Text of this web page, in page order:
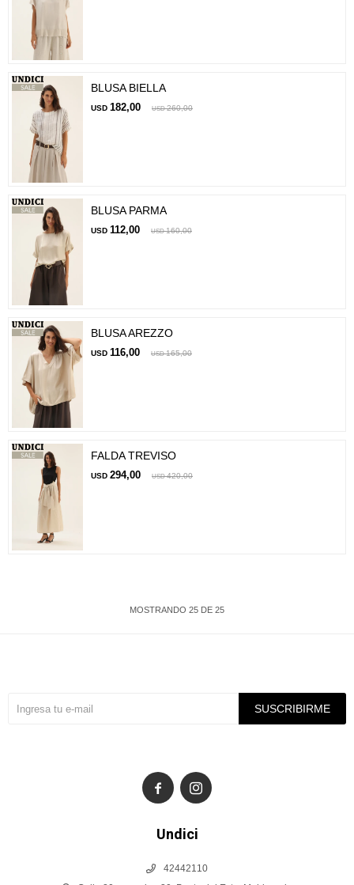
BLUSA BIELLA
USD 182,00 USD 260,00
BLUSA PARMA
USD 112,00 USD 160,00
BLUSA AREZZO
USD 116,00 USD 165,00
FALDA TREVISO
USD 294,00 USD 420,00
MOSTRANDO 25 DE 25
Undici
42442110
SUSCRIBIRME
 